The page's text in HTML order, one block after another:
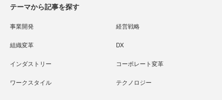
テーマから記事を探す
事業開発 経営戦略
組織変革 DX
インダストリー コーポレート変革
ワークスタイル テクノロジー